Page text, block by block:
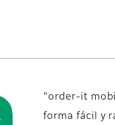
"order-it
forma fácil y